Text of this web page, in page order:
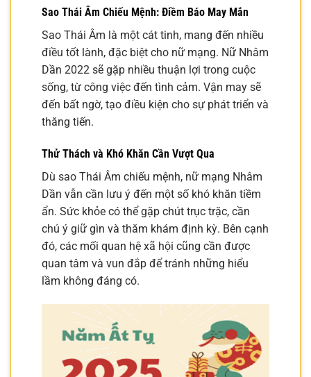
Sao Thái Âm Chiếu Mệnh: Điềm Báo May Mắn
Sao Thái Âm là một cát tinh, mang đến nhiều
điều tốt lành, đặc biệt cho nữ mạng. Nữ Nhâm
Dần 2022 sẽ gặp nhiều thuận lợi trong cuộc
sống, từ công việc đến tình cảm. Vận may sẽ
đến bất ngờ, tạo điều kiện cho sự phát triển và
thăng tiến.
Thử Thách và Khó Khăn Cần Vượt Qua
Dù sao Thái Âm chiếu mệnh, nữ mạng Nhâm
Dần vẫn cần lưu ý đến một số khó khăn tiềm
ẩn. Sức khỏe có thể gặp chút trục trặc, cần
chú ý giữ gìn và thăm khám định kỳ. Bên cạnh
đó, các mối quan hệ xã hội cũng cần được
quan tâm và vun đắp để tránh những hiểu
lầm không đáng có.